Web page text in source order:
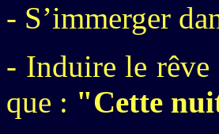
- S’immerger
- Induire le rêve
que : "Cette